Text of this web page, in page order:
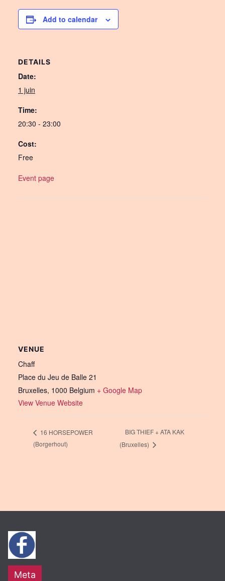
Add to calendar
DETAILS
Date:
1 juin
Time:
20:30 - 23:00
Cost:
Free
Event page
VENUE
Chaff
Place du Jeu de Balle 21
Bruxelles, 1000 Belgium + Google Map
View Venue Website
16 HORSEPOWER
(Borgerhout)
BIG THIEF + ATA KAK
(Bruxelles)
Meta